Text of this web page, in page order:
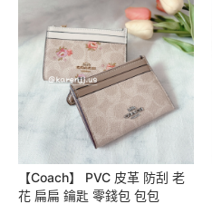
【Coach】 PVC 皮革 防刮 老
花 扁扁 鑰匙 零錢包 包包